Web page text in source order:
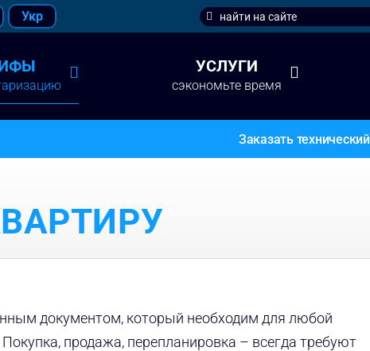
Укр
Search
УСЛУГИ
сэкономьте время
Заказать
документом, который необходим для любой
продажа, перепланировка – всегда требуют